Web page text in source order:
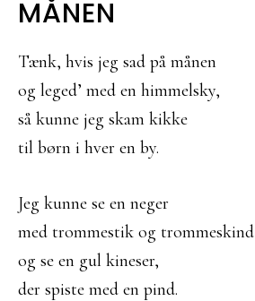
MÅNEN
Tænk, hvis jeg sad på månen
og leged’ med en himmelsky,
så kunne jeg skam kikke
til børn i hver en by.
Jeg kunne se en neger
med trommestik og trommeskind
og se en gul kineser,
der spiste med en pind.